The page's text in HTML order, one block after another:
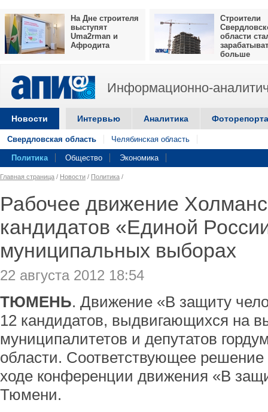
На Дне строителя
выступят
Uma2rman и
Афродита
Строители
области
больше
Информационно-
Новости Интервью Аналитика
Свердловская область Челябинская область
Политика Общество Экономика
Главная страница / Новости / Политика /
Рабочее движение
кандидатов «Единой
муниципальных выборах
22 августа 2012 18:54
ТЮМЕНЬ. Движение «В защиту
12 кандидатов, выдвигающихся на
муниципалитетов и депутатов
области. Соответствующее решение
ходе конференции движения «В
Тюмени.